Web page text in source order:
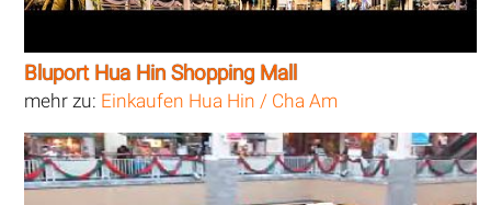
Bluport Hua Hin Shopping Mall
mehr zu: Einkaufen Hua Hin / Cha Am